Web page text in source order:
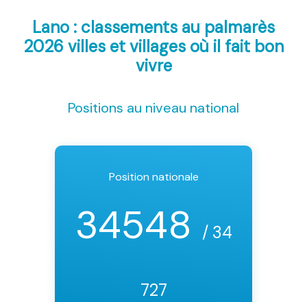
Lano : classements au palmarès
2026 villes et villages où il fait bon
vivre
Positions au niveau national
Position nationale
34548 / 34
727